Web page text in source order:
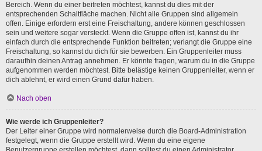
Bereich. Wenn du einer beitreten möchtest, kannst du dies mit der
entsprechenden Schaltfläche machen. Nicht alle Gruppen sind allgemein
offen. Einige erfordern erst eine Freischaltung, andere können geschlossen
sein und weitere sogar versteckt. Wenn die Gruppe offen ist, kannst du ihr
einfach durch die entsprechende Funktion beitreten; verlangt die Gruppe eine
Freischaltung, so kannst du dich für sie bewerben. Ein Gruppenleiter muss
daraufhin deinen Antrag annehmen. Er könnte fragen, warum du in die Gruppe
aufgenommen werden möchtest. Bitte belästige keinen Gruppenleiter, wenn er
dich ablehnt, er wird einen Grund dafür haben.
Nach oben
Wie werde ich Gruppenleiter?
Der Leiter einer Gruppe wird normalerweise durch die Board-Administration
festgelegt, wenn die Gruppe erstellt wird. Wenn du eine eigene